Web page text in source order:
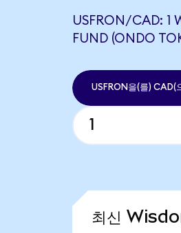
USFRON/CAD: 1
FUND (ONDO
USFRON을(를) CAD(
최신